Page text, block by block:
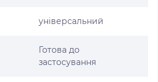
універсальний
Готова до
застосування